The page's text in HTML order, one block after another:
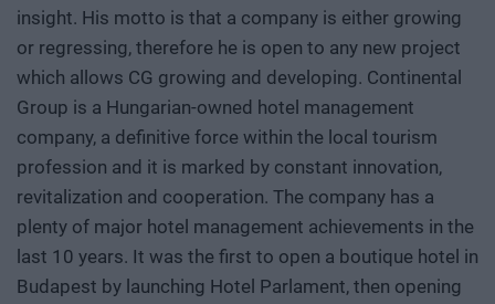
insight. His motto is that a company is either growing
or regressing, therefore he is open to any new project
which allows CG growing and developing. Continental
Group is a Hungarian-owned hotel management
company, a definitive force within the local tourism
profession and it is marked by constant innovation,
revitalization and cooperation. The company has a
plenty of major hotel management achievements in the
last 10 years. It was the first to open a boutique hotel in
Budapest by launching Hotel Parlament, then opening